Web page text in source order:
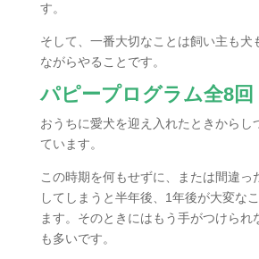
す。
そして、一番大切なことは飼い主も犬
ながらやることです。
パピープログラム全8回
おうちに愛犬を迎え入れたときからし
ています。
この時期を何もせずに、または間違っ
してしまうと半年後、1年後が大変な
ます。そのときにはもう手がつけられ
も多いです。